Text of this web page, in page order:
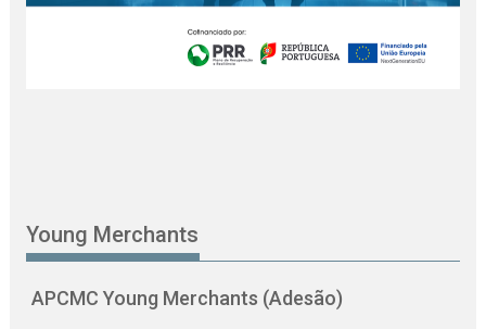
Young Merchants
APCMC Young Merchants (Adesão)